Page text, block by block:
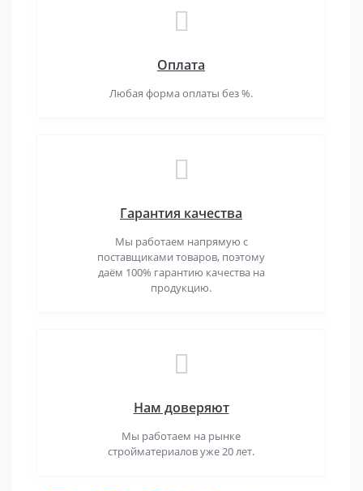
Оплата
Любая форма оплаты без %.
Гарантия качества
Мы работаем напрямую с
поставщиками товаров, поэтому
даём 100% гарантию качества на
продукцию.
Нам доверяют
Мы работаем на рынке
стройматериалов уже 20 лет.